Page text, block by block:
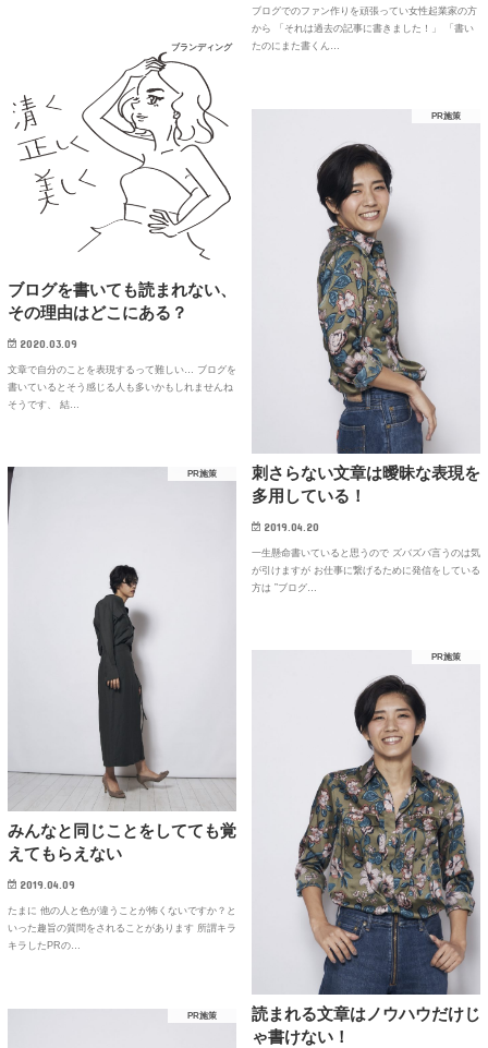
ブログでのファン作りを頑張ってい女性起業家の方
から 「それは過去の記事に書きました！」 「書い
たのにまた書くん…
ブランディング
ブログを書いても読まれない、
その理由はどこにある？
2020.03.09
文章で自分のことを表現するって難しい… ブログを
書いているとそう感じる人も多いかもしれませんね
そうです、 結…
PR施策
刺さらない文章は曖昧な表現を
多用している！
2019.04.20
一生懸命書いていると思うので ズバズバ言うのは気
が引けますが お仕事に繋げるために発信をしている
方は ”ブログ…
PR施策
みんなと同じことをしてても覚
えてもらえない
2019.04.09
たまに 他の人と色が違うことが怖くないですか？と
いった趣旨の質問をされることがあります 所謂キラ
キラしたPRの…
PR施策
読まれる文章はノウハウだけじ
ゃ書けない！
PR施策